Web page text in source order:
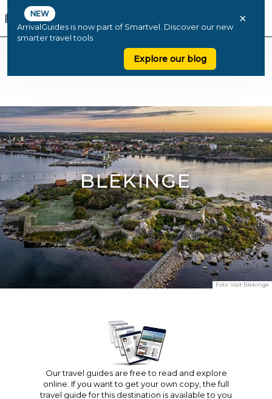
NEW
ArrivalGuides is now part of Smartvel. Discover our new
smarter travel tools
Explore our blog
×
BLEKINGE
Foto:Visit Blekinge
Our travel guides are free to read and explore
online. If you want to get your own copy, the full
travel guide for this destination is available to you